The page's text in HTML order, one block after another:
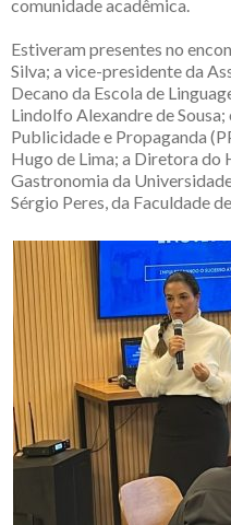
comunidade acadêmica.
Estiveram presentes no
Silva; a vice-presidente da
Decano da Escola de
Lindolfo Alexandre de
Publicidade e Propaganda
Hugo de Lima; a Diretora do
Gastronomia da
Sérgio Peres, da Faculdade